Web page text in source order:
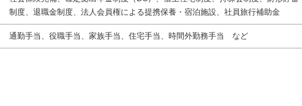
制度、退職金制度、法人会員権による提携保養・宿泊施設、社員旅行補助金
通勤手当、役職手当、家族手当、住宅手当、時間外勤務手当 など